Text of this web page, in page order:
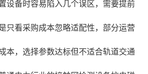
设备时容易陷入几个误区，需要提前
只看采购成本忽略适配性，部分运营
本，选择参数达标但不适合轨道交通